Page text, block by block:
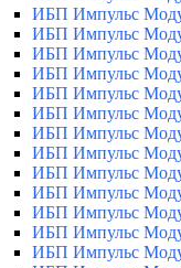
ИБП Импульс
ИБП Импульс
ИБП Импульс
ИБП Импульс
ИБП Импульс
ИБП Импульс
ИБП Импульс
ИБП Импульс
ИБП Импульс
ИБП Импульс
ИБП Импульс
ИБП Импульс
ИБП Импульс